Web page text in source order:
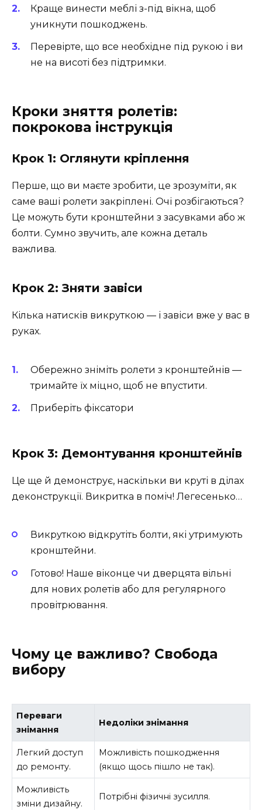
Краще винести меблі з-під вікна, щоб
уникнути пошкоджень.
Перевірте, що все необхідне під рукою і ви
не на висоті без підтримки.
Кроки зняття ролетів:
покрокова інструкція
Крок 1: Оглянути кріплення
Перше, що ви маєте зробити, це зрозуміти, як
саме ваші ролети закріплені. Очі розбігаються?
Це можуть бути кронштейни з засувками або ж
болти. Сумно звучить, але кожна деталь
важлива.
Крок 2: Зняти завіси
Кілька натисків викруткою — і завіси вже у вас в
руках.
Обережно зніміть ролети з кронштейнів —
тримайте їх міцно, щоб не впустити.
Приберіть фіксатори
Крок 3: Демонтування кронштейнів
Це ще й демонструє, наскільки ви круті в ділах
деконструкції. Викритка в поміч! Легесенько…
Викруткою відкрутіть болти, які утримують
кронштейни.
Готово! Наше віконце чи дверцята вільні
для нових ролетів або для регулярного
провітрювання.
Чому це важливо? Свобода
вибору
Переваги
знімання
Недоліки знімання
Легкий доступ
до ремонту.
Можливість пошкодження
(якщо щось пішло не так).
Можливість
зміни дизайну.
Потрібні фізичні зусилля.